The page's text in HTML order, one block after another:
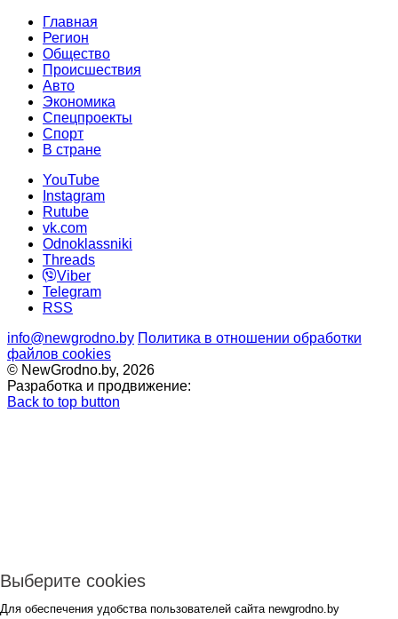
Главная
Регион
Общество
Происшествия
Авто
Экономика
Спецпроекты
Cпорт
В стране
YouTube
Instagram
Rutube
vk.com
Odnoklassniki
Threads
Viber
Telegram
RSS
info@newgrodno.by Политика в отношении обработки
файлов cookies
© NewGrodno.by, 2026
Разработка и продвижение:
Back to top button
Выберите cookies
Для обеспечения удобства пользователей сайта newgrodno.by